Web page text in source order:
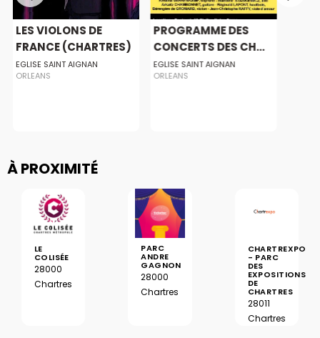
LES VIOLONS DE
FRANCE (CHARTRES)
EGLISE SAINT AIGNAN
ORLEANS
PROGRAMME DES
CONCERTS DES CH...
EGLISE SAINT AIGNAN
ORLEANS
À PROXIMITÉ
LE
COLISÉE
28000
Chartres
PARC
ANDRE
GAGNON
28000
Chartres
CHARTREXPO
- PARC
DES
EXPOSITIONS
DE
CHARTRES
28011
Chartres